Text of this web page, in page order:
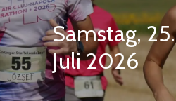
Samstag, 25.
Juli 2026